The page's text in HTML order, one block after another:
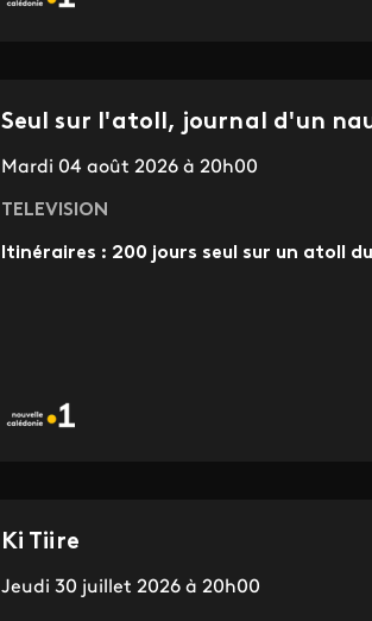
Seul sur l'atoll, journal d'un
Mardi 04 août 2026 à 20h00
TELEVISION
Itinéraires : 200 jours seul sur un atoll
Ki Tiire
Jeudi 30 juillet 2026 à 20h00